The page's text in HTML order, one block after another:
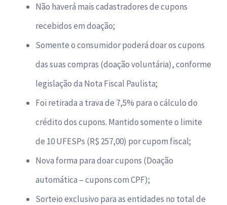
Contato
Como ajudar
Não haverá mais cadastradores de cupons
recebidos em doação;
Somente o consumidor poderá doar os cupons
das suas compras (doação voluntária), conforme
legislação da Nota Fiscal Paulista;
Foi retirada a trava de 7,5% para o cálculo do
crédito dos cupons. Mantido somente o limite
de 10 UFESPs (R$ 257,00) por cupom fiscal;
Nova forma para doar cupons (Doação
automática – cupons com CPF);
Sorteio exclusivo para as entidades no total de